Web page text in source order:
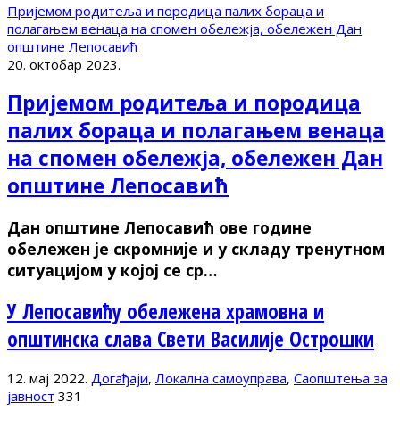
Пријемом родитеља и породица палих бораца и
полагањем венаца на спомен обележја, обележен Дан
општине Лепосавић
20. октобар 2023.
Пријемом родитеља и породица
палих бораца и полагањем венаца
на спомен обележја, обележен Дан
општине Лепосавић
Дан општине Лепосавић ове године
обележен је скромније и у складу тренутном
ситуацијом у којој се ср…
У Лепосавићу обележена храмовна и
општинска слава Свети Василије Острошки
12. мај 2022. Догађаји, Локална самоуправа, Саопштења за
јавност 331